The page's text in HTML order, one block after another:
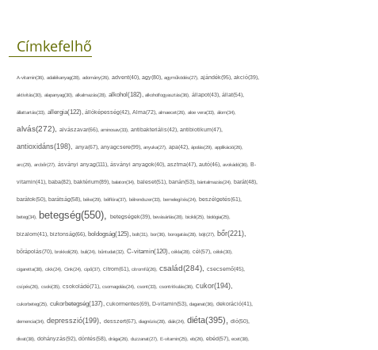
Címkefelhő
A-vitamin(36), adalékanyag(28), adomány(26), advent(40), agy(80), agyműködés(27), ajándék(95), akció(39),
aktivitás(30), alapanyag(30), alkalmazás(28), alkohol(182), alkoholfogyasztás(36), állapot(43), állat(54),
állattartás(33), allergia(122), állóképesség(42), Alma(72), almaecet(26), aloe vera(33), álom(34),
alvás(272), alvászavar(66), aminosav(33), antibakteriális(42), antibiotikum(47),
antioxidáns(198), anya(67), anyagcsere(99), anyuka(27), apa(42), ápolás(29), applikáció(26),
arc(29), arcbőr(27), ásványi anyag(111), ásványi anyagok(40), asztma(47), autó(46), avokádó(36), B-
vitamin(41), baba(82), baktérium(89), balaton(34), baleset(51), banán(53), bántalmazás(24), barát(48),
barátok(50), barátság(58), béke(29), bélflóra(37), bélrendszer(33), bemelegítés(24), beszélgetés(61),
beteg(34), betegség(550), betegségek(39), bevásárlás(28), bicikli(25), biológia(25),
bizalom(41), biztonság(66), boldogság(125), bolt(31), bor(36), borogatás(28), böjt(27), bőr(221),
bőrápolás(70), brokkoli(29), buli(24), bűntudat(32), C-vitamin(120), cékla(28), cél(57), célok(30),
cigaretta(38), cikk(24), Cink(24), cipő(37), citrom(61), citromfű(26), család(284), csecsemő(45),
csípés(26), csoki(35), csokoládé(71), csomagolás(24), csont(33), csontritkulás(36), cukor(194),
cukorbeteg(25), cukorbetegség(137), cukormentes(69), D-vitamin(53), daganat(36), dekoráció(41),
demencia(34), depresszió(199), desszert(67), diagnózis(28), diák(24), diéta(395), dió(50),
divat(38), dohányzás(92), döntés(58), drága(26), duzzanat(27), E-vitamin(25), eb(26), ebéd(57), ecet(38),